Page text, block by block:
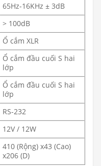
65Hz-16KHz ± 3dB
> 100dB
Ổ cắm XLR
Ổ cắm đầu cuối S hai
lớp
Ổ cắm đầu cuối S hai
lớp
RS-232
12V / 12W
410 (Rộng) x43 (Cao)
x206 (D)